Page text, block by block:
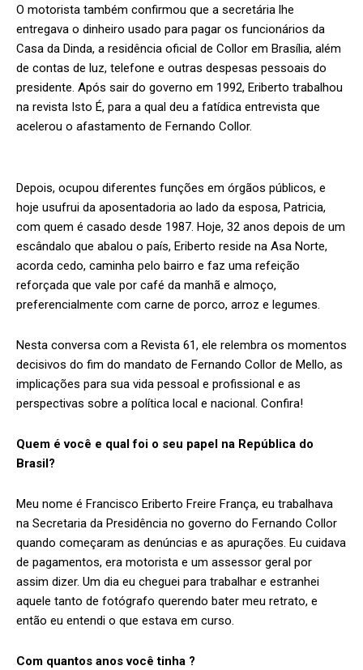
O motorista também confirmou que a secretária lhe
entregava o dinheiro usado para pagar os funcionários da
Casa da Dinda, a residência oficial de Collor em Brasília, além
de contas de luz, telefone e outras despesas pessoais do
presidente. Após sair do governo em 1992, Eriberto trabalhou
na revista Isto É, para a qual deu a fatídica entrevista que
acelerou o afastamento de Fernando Collor.
Depois, ocupou diferentes funções em órgãos públicos, e
hoje usufrui da aposentadoria ao lado da esposa, Patricia,
com quem é casado desde 1987. Hoje, 32 anos depois de um
escândalo que abalou o país, Eriberto reside na Asa Norte,
acorda cedo, caminha pelo bairro e faz uma refeição
reforçada que vale por café da manhã e almoço,
preferencialmente com carne de porco, arroz e legumes.
Nesta conversa com a Revista 61, ele relembra os momentos
decisivos do fim do mandato de Fernando Collor de Mello, as
implicações para sua vida pessoal e profissional e as
perspectivas sobre a política local e nacional. Confira!
Quem é você e qual foi o seu papel na República do
Brasil?
Meu nome é Francisco Eriberto Freire França, eu trabalhava
na Secretaria da Presidência no governo do Fernando Collor
quando começaram as denúncias e as apurações. Eu cuidava
de pagamentos, era motorista e um assessor geral por
assim dizer. Um dia eu cheguei para trabalhar e estranhei
aquele tanto de fotógrafo querendo bater meu retrato, e
então eu entendi o que estava em curso.
Com quantos anos você tinha ?